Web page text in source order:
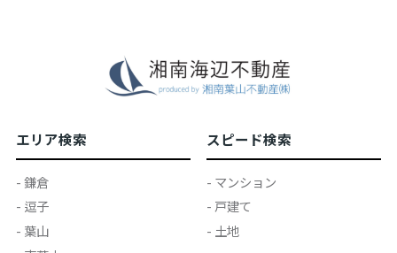
エリア検索
- 鎌倉
- 逗子
- 葉山
スピード検索
- マンション
- 戸建て
- 土地